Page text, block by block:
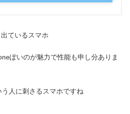
ているスマホ
ぽいのが魅力で性能も申し分ありま
人に刺さるスマホですね